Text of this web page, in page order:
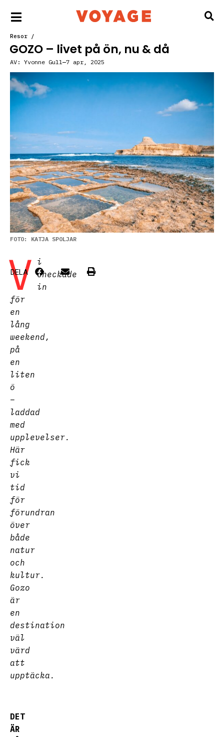
Resor /
GOZO – livet på ön, nu & då
AV: Yvonne Gull 7 apr, 2025
FOTO: KATJA SPOLJAR
V i
checkade
in
för
en
lång
weekend,
på
en
liten
ö
–
laddad
med
upplevelser.
Här
fick
vi
tid
för
förundran
över
både
natur
och
kultur.
Gozo
är
en
destination
väl
värd
att
upptäcka.
DET
ÄR
DELA